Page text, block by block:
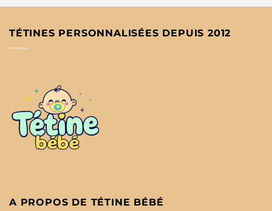
TÉTINES PERSONNALISÉES DEPUIS 2012
A PROPOS DE TÉTINE BÉBÉ